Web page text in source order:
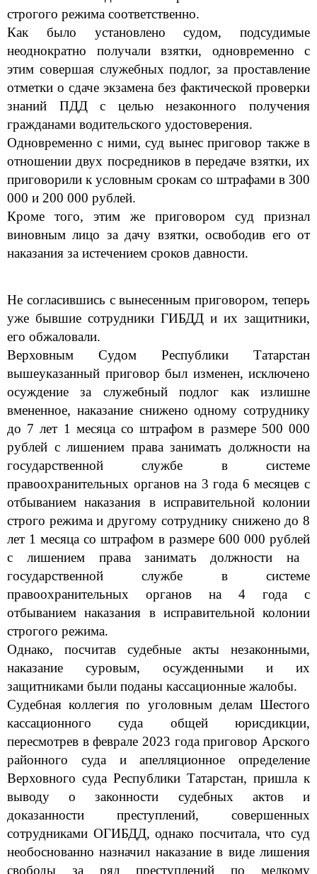
строгого режима соответственно.
Как было установлено судом, подсудимые
неоднократно получали взятки, одновременно с
этим совершая служебных подлог, за проставление
отметки о сдаче экзамена без фактической проверки
знаний ПДД с целью незаконного получения
гражданами водительского удостоверения.
Одновременно с ними, суд вынес приговор также в
отношении двух посредников в передаче взятки, их
приговорили к условным срокам со штрафами в 300
000 и 200 000 рублей
Кроме того, этим же приговором суд признал
виновным лицо за дачу взятки, освободив его от
наказания за истечением сроков давности.
Не согласившись с вынесенным приговором, теперь
уже бывшие сотрудники ГИБДД и их защитники,
его обжаловали.
Верховным Судом Республики Татарстан
вышеуказанный приговор был изменен, исключено
осуждение за служебный подлог как излишне
вмененное, наказание снижено одному сотруднику
до 7 лет 1 месяца со штрафом в размере 500 000
рублей с лишением права занимать должности на
государственной службе в системе
правоохранительных органов на 3 года 6 месяцев с
отбыванием наказания в исправительной колонии
строго режима и другому сотрудникуснижено до 8
лет 1 месяца со штрафом в размере 600 000 рублей
с лишением права занимать должности на
государственной службе в системе
правоохранительных органов на 4 года с
отбыванием наказания в исправительной колонии
строгого режима.
Однако, посчитав судебные акты незаконными,
наказание суровым, осужденными и их
защитниками были поданы кассационные жалобы.
Судебная коллегия по уголовным делам Шестого
кассационного суда общей юрисдикции,
пересмотрев в феврале 2023 года приговор Арского
районного суда и апелляционное определение
Верховного суда Республики Татарстан, пришла к
выводу о законности судебных актов и
доказанности преступлений, совершенных
сотрудниками ОГИБДД, однако посчитала, что суд
необоснованно назначил наказание в виде лишения
свободы за ряд преступлений по мелкому